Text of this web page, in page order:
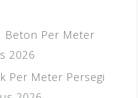
Beton Per Meter
2026
Per Meter Persegi